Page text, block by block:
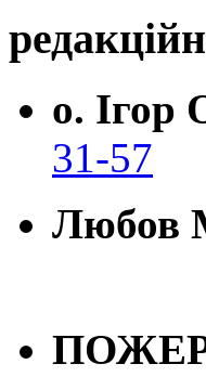
о. Ігор
31-57
Любов